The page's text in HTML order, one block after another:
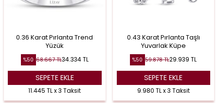
0.36 Karat Pırlanta Trend
Yüzük
%50 68.667TL34.334TL
SEPETE EKLE
11.445 TL x 3 Taksit
0.43 Karat Pırlanta Taşlı
Yuvarlak Küpe
%50 59.878TL29.939 TL
SEPETE EKLE
9.980 TL x 3 Taksit